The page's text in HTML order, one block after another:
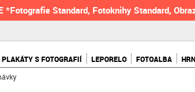
*Fotografie Standard, Fotoknihy Standard,
PLAKÁTY S FOTOGRAFIÍ LEPORELO FOTOALBA